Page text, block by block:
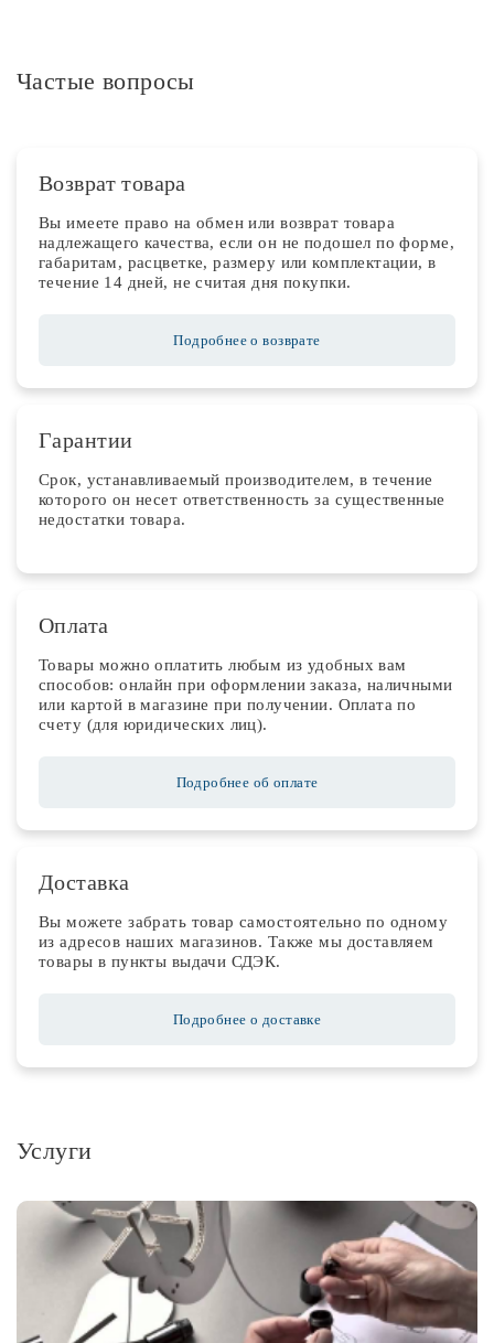
Частые вопросы
Возврат товара
Вы имеете право на обмен или возврат товара
надлежащего качества, если он не подошел по форме,
габаритам, расцветке, размеру или комплектации, в
течение 14 дней, не считая дня покупки.
Подробнее о возврате
Гарантии
Срок, устанавливаемый производителем, в течение
которого он несет ответственность за существенные
недостатки товара.
Оплата
Товары можно оплатить любым из удобных вам
способов: онлайн при оформлении заказа, наличными
или картой в магазине при получении. Оплата по
счету (для юридических лиц).
Подробнее об оплате
Доставка
Вы можете забрать товар самостоятельно по одному
из адресов наших магазинов. Также мы доставляем
товары в пункты выдачи СДЭК.
Подробнее о доставке
Услуги